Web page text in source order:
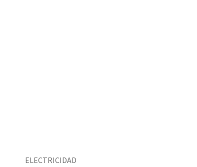
ELECTRICIDAD